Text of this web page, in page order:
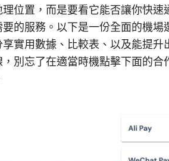
位置，而是要看它能否讓你快
的服務。以下是一份全面的機
實用數據、比較表、以及能提
別忘了在適當時機點擊下面的